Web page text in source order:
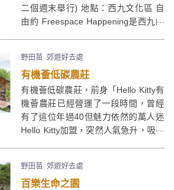
二個週末舉行) 地點：西九文化區 自
由約 Freespace Happening是西九的
港，除了「自由行」之外，都無咩係
自由架啦，自由約帶給年青人少少自
由的空間，盡情唱歌、跳舞、踩板、
踢波、瞓草地；3)西九，傳說中的文
化區，香港人俾俾面啦！
野田苗 郊遊好去處
有機薈低碳農莊
有機薈低碳農莊，前身「Hello Kitty有
機薈農莊已經營運了一段時間，曾經
有了這位年過40但魅力依然的萬人迷
Hello Kitty加盟，突然人氣急升，吸引
五個區：農地、羊舍、燒烤場、商店
及Café。每個角落都有Hello Kitty的蹤
野田苗 郊遊好去處
百樂生命之園